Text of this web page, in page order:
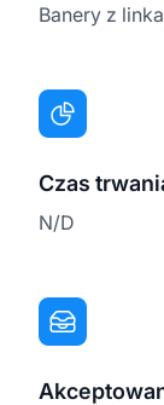
Banery z
Czas
N/D